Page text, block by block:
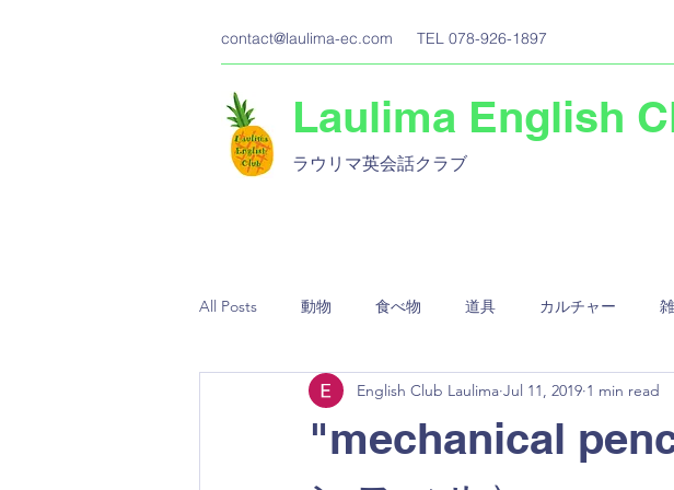
contact@laulima-ec.com TEL 078-926-1897
Laulima English
ラウリマ英会話クラブ​
All Posts 動物 食べ物 道具 カルチャー
"mechanical
English Club Laulima Jul 11, 2019 1 min read